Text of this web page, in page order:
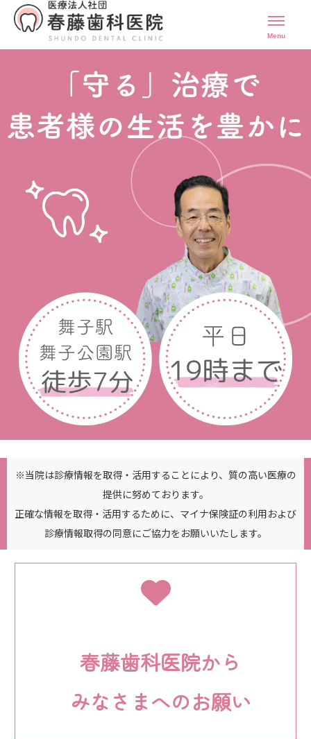
※当院は診療情報を取得・活用することにより、質の高い医療の
提供に努めております。
正確な情報を取得・活用するために、マイナ保険証の利用および
診療情報取得の同意にご協力をお願いいたします。
春藤歯科医院から
みなさまへのお願い